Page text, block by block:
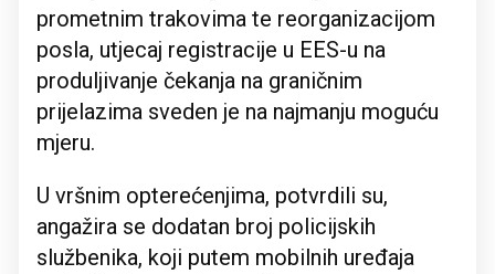
prometnim trakovima te reorganizacijom
posla, utjecaj registracije u EES-u na
produljivanje čekanja na graničnim
prijelazima sveden je na najmanju moguću
mjeru.
U vršnim opterećenjima, potvrdili su,
angažira se dodatan broj policijskih
službenika, koji putem mobilnih uređaja